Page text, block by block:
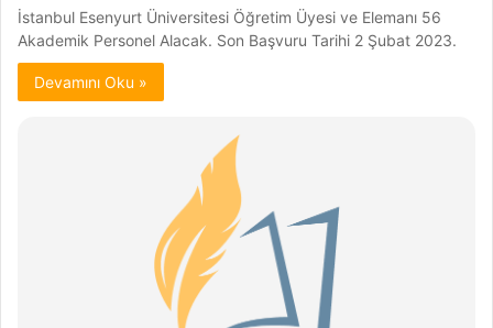
İstanbul Esenyurt Üniversitesi Öğretim Üyesi ve Elemanı 56
Akademik Personel Alacak. Son Başvuru Tarihi 2 Şubat 2023.
Devamını Oku »